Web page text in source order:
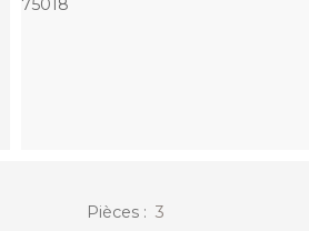
Pièces : 3